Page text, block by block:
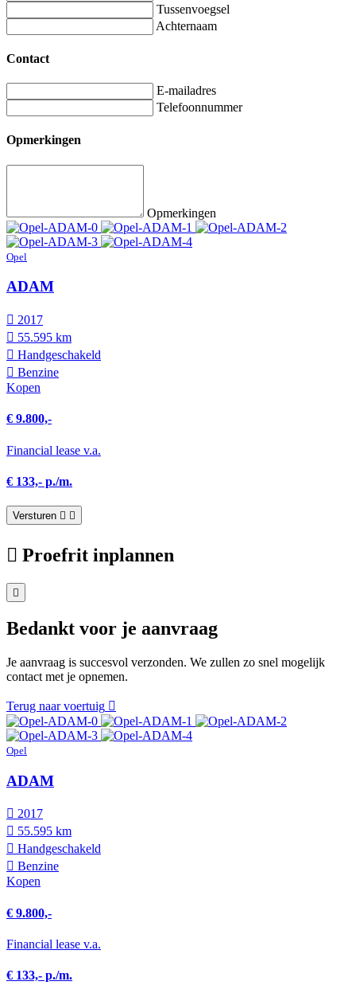
Tussenvoegsel
Achternaam
Contact
E-mailadres
Telefoonnummer
Opmerkingen
Opmerkingen
Opel
ADAM
2017
55.595 km
Hand­geschakeld
Benzine
Kopen
€ 9.800,-
Financial lease v.a.
€ 133,- p./m.
Versturen
Proefrit inplannen
Bedankt voor je aanvraag
Je aanvraag is succesvol verzonden. We zullen zo snel mogelijk
contact met je opnemen.
Terug naar voertuig
Opel
ADAM
2017
55.595 km
Hand­geschakeld
Benzine
Kopen
€ 9.800,-
Financial lease v.a.
€ 133,- p./m.